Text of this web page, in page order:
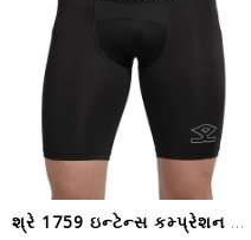
શ્રે 1759 ઇન્ટેન્સ કમ્પ્રેશન શોર્ટ્સ ,બ્લેક